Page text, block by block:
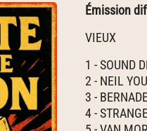
Émission
VIEUX
1 - SOUND
2 - NEIL
3 -
4 -